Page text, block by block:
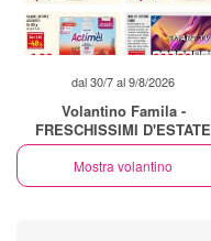
dal 30/7 al 9/8/2026
Volantino Famila -
FRESCHISSIMI D'ESTATE
Mostra volantino